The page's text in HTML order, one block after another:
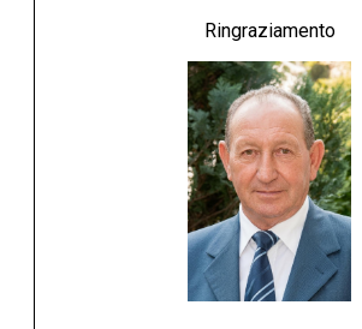
Ringraziamento